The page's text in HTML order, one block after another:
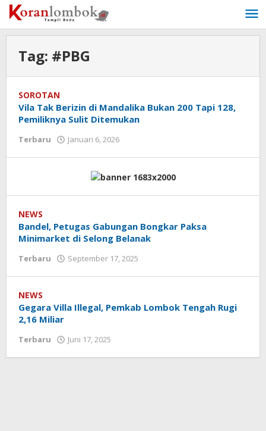
Lewati
ke
konten
Tag: #PBG
SOROTAN
Vila Tak Berizin di Mandalika Bukan 200 Tapi 128,
Pemiliknya Sulit Ditemukan
Terbaru Januari 6, 2026
NEWS
Bandel, Petugas Gabungan Bongkar Paksa
Minimarket di Selong Belanak
Terbaru September 17, 2025
NEWS
Gegara Villa Illegal, Pemkab Lombok Tengah Rugi
2,16 Miliar
Terbaru Juni 17, 2025